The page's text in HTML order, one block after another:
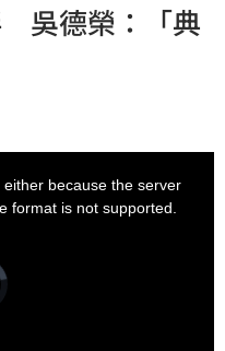
吳德榮：「典
because the server
format is not supported.